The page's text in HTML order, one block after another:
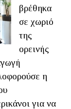
βρέθηκα
σε χωριό
της
ορεινής
η
για να